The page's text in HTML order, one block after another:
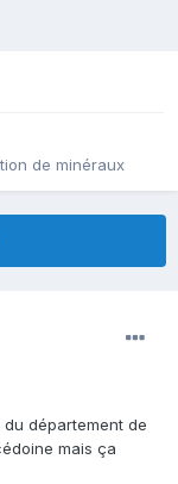
de minéraux
département de
mais ça